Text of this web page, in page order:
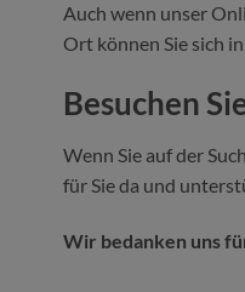
Auch wenn unser
Ort können Sie sich
Besuchen
Wenn Sie auf der
für Sie da und
Wir bedanken uns